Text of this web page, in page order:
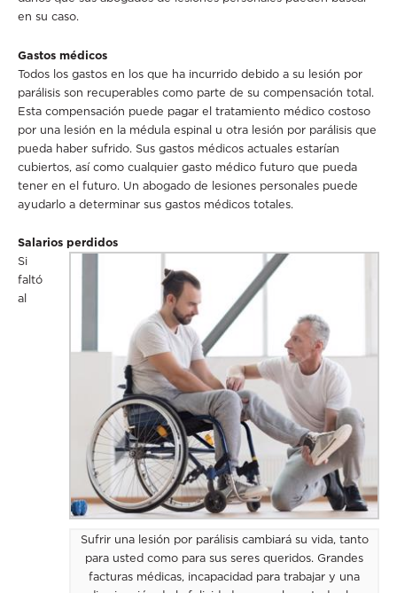
en su caso.
Gastos médicos
Todos los gastos en los que ha incurrido debido a su lesión por
parálisis son recuperables como parte de su compensación total.
Esta compensación puede pagar el tratamiento médico costoso
por una lesión en la médula espinal u otra lesión por parálisis que
pueda haber sufrido. Sus gastos médicos actuales estarían
cubiertos, así como cualquier gasto médico futuro que pueda
tener en el futuro. Un abogado de lesiones personales puede
ayudarlo a determinar sus gastos médicos totales.
Salarios perdidos
Sufrir una lesión por parálisis cambiará su vida, tanto
para usted como para sus seres queridos. Grandes
facturas médicas, incapacidad para trabajar y una
Si
faltó
al